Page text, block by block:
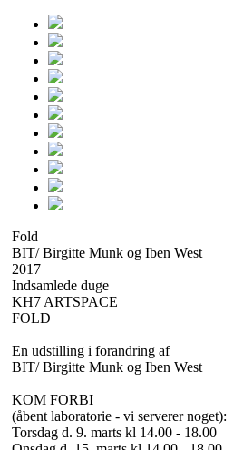
Fold
BIT/ Birgitte Munk og Iben West
2017
Indsamlede duge
KH7 ARTSPACE
FOLD
En udstilling i forandring af
BIT/ Birgitte Munk og Iben West
KOM FORBI
(åbent laboratorie - vi serverer noget):
Torsdag d. 9. marts kl 14.00 - 18.00